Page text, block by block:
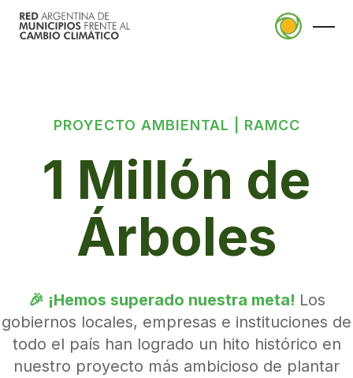
Quiénes somos
Consejo de Intendentes
Municipios Adheridos
Adherirme a la red
la Energía
Objetivos de Desarrollo Sostenible
Planificación
Plan Local de Acción Climática
(Huella de carbono)
Aplicaciones
CenArb
Campañas
Actualidad
Noticias
Capacitaciones
Economías Sostenibles
PROYECTO AMBIENTAL | RAMCC
1 Millón de
Árboles
🎉 ¡Hemos superado nuestra meta! Los
gobiernos locales, empresas e instituciones de
todo el país han logrado un hito histórico en
nuestro proyecto más ambicioso de plantar